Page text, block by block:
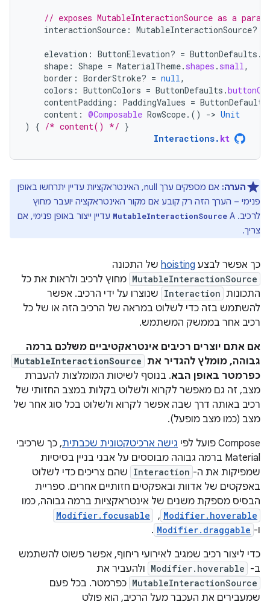
// exposes MutableInteractionSource as a
interactionSource : MutableInteractionSource?
elevation : ButtonElevation? = ButtonDefaults .
shape : Shape = MaterialTheme. shapes . small ,
border : BorderStroke? = null ,
colors : ButtonColors = ButtonDefaults .
contentPadding : PaddingValues = ButtonDefaults
content : @Composable RowScope.() -> Unit
)
{ /* content() */ }
Interactions. kt
הערה:
אם מספקים ערך null, האינטראקציות עדיין יתרחשו באופן
פנימי – הערך הזה רק קובע אם מקור האינטראקציה יועבר מחוץ
לרכיב. A
MutableInteractionSource עדיין ייצור באופן פנימי, אם
צריך.
כך אפשר לבצע hoisting של התכונה
MutableInteractionSource מחוץ לרכיב ולראות את כל
התכונות Interaction שנוצרו על ידי הרכיב. אפשר
להשתמש בזה כדי לשלוט במראה של הרכיב הזה או של כל
רכיב אחר בממשק המשתמש.
אם אתם יוצרים רכיבים אינטראקטיביים משלכם ברמה
גבוהה, מומלץ להגדיר את MutableInteractionSource
כפרמטר באופן הבא. בנוסף לשיטות המומלצות להעברת
מצב, זה גם מאפשר לקרוא ולשלוט בקלות במצב החזותי של
רכיב באותה דרך שבה אפשר לקרוא ולשלוט בכל סוג אחר של
מצב (כמו מצב מופעל).
‫Compose פועל לפי
גישה ארכיטקטונית שכבתית, כך שרכיבי
Material ברמה גבוהה מבוססים על אבני בניין בסיסיות
שמפיקות את ה- Interaction שהם צריכים כדי לשלוט
באפקטים של אדוות ובאפקטים חזותיים אחרים. ספריית
הבסיס מספקת משנים של אינטראקציות ברמה גבוהה, כמו
Modifier.hoverable
, ‏
Modifier.focusable
ו- Modifier.draggable
.
כדי ליצור רכיב שמגיב לאירועי ריחוף, אפשר פשוט להשתמש
ב-‎ Modifier.hoverable ולהעביר את
MutableInteractionSource כפרמטר. בכל פעם
שמעבירים את העכבר מעל הרכיב, הוא פולט